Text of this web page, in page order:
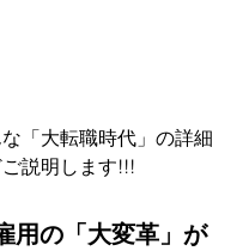
「大転職時代」の詳細
説明します!!!
用の「大変革」が